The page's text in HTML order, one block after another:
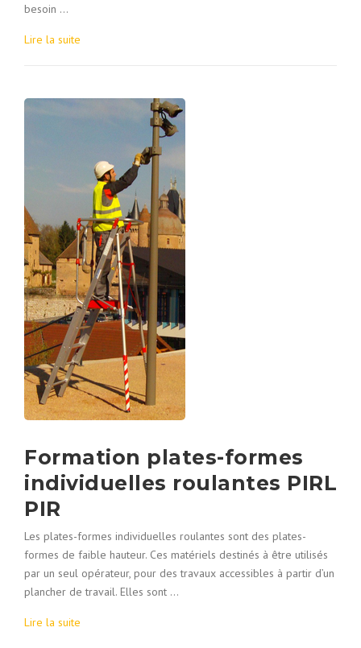
besoin …
Lire la suite
Formation plates-formes
individuelles roulantes PIRL
PIR
Les plates-formes individuelles roulantes sont des plates-
formes de faible hauteur. Ces matériels destinés à être utilisés
par un seul opérateur, pour des travaux accessibles à partir d’un
plancher de travail. Elles sont …
Lire la suite